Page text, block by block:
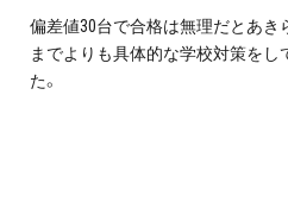
偏差値30台で合格は無理だとあき
までよりも具体的な学校対策をし
た。